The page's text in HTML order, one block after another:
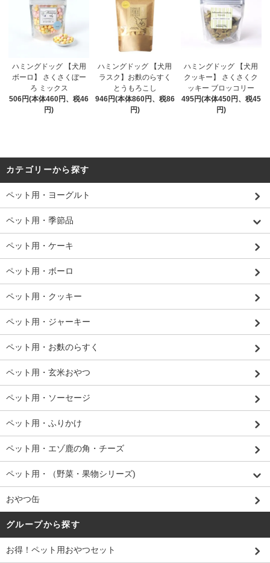
ハミングドッグ 【犬用
ボーロ】 さくさくぼー
ろ ミックス
506円(本体460円、税46
円)
ハミングドッグ 【犬用
ラスク】お麩のらすく
とうもろこし
946円(本体860円、税86
円)
ハミングドッグ 【犬用
クッキー】 さくさくク
ッキー ブロッコリー
495円(本体450円、税45
円)
カテゴリーから探す
ペット用・ヨーグルト
ペット用・季節品
ペット用・ケーキ
ペット用・ボーロ
ペット用・クッキー
ペット用・ジャーキー
ペット用・お麩のらすく
ペット用・玄米おやつ
ペット用・ソーセージ
ペット用・ふりかけ
ペット用・エゾ鹿の角・チーズ
ペット用・（野菜・果物シリーズ)
おやつ缶
グループから探す
お得！ペット用おやつセット